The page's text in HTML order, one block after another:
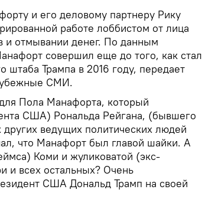
и его деловому партнеру Рику
работе лоббистом от лица
и отмывании денег. По данным
совершил еще до того, как стал
штаба Трампа в 2016 году, передает
СМИ.
Пола Манафорта, который
США) Рональда Рейгана, (бывшего
ведущих политических людей
что Манафорт был главой шайки. А
Коми и жуликоватой (экс-
и всех остальных? Очень
США Дональд Трамп на своей